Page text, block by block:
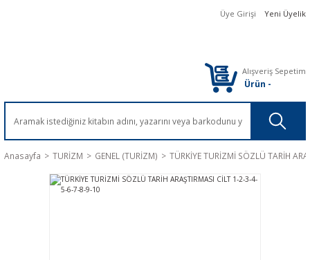
Üye Girişi Yeni Üyelik
Alışveriş Sepetim
Ürün -
Anasayfa TURİZM GENEL (TURİZM) TÜRKİYE TURİZMİ SÖZLÜ TARİH